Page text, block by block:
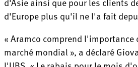
d'Europe plus qu'il ne l'a fait
« Aramco comprend l'importance
marché mondial », a déclaré